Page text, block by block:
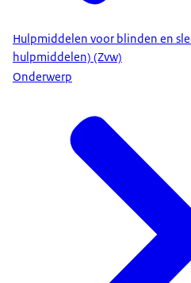
Hulpmiddelen voor blinden en
hulpmiddelen) (Zvw)
Onderwerp